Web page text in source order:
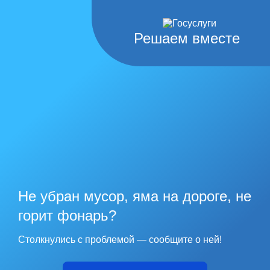
Решаем вместе
Не убран мусор, яма на дороге, не
горит фонарь?
Столкнулись с проблемой — сообщите о ней!